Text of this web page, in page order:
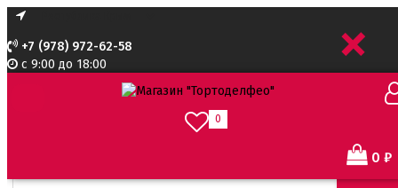
+7 (978) 972-62-58
с 9:00 до 18:00
0
0 ₽
+